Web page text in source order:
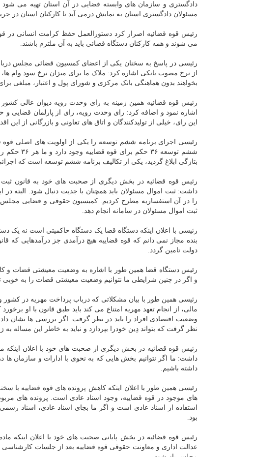
دادگستری و سازمان های وابسته قضایی در آن استان تهیه می
مسئولان دادگستری استان به نمایش درمی آید تا کارکنان استان در
رئیس قوه قضائیه اصرار کرد دستورالعمل حفظ کرامت انسانی در
می شوند و همه کارکنان دستگاه قضائی باید به آن ملتزم باشند.
رئیسی در پاسخ به سخنان یکی از اعضای کمسیون قضائی مجلس
از نرخ مصوب بانکی اشاره کرد: ملاک ما برای میزان نرخ سود وام
بخواهند بدون هماهنگی بانک مرکزی و شورای پول و اعتبار، مبلغی
رئیس قوه قضائیه همین زمینه به رای وحدت رویه دیوان عالی
اشاره نمود و اضافه کرد: رای وحدت رویه، رای از پارلمان قضایی
این رای، خیلی از تولیدکنندگان و اتاق های تعاونی و بازرگانی از این
رئیسی اجرای برنامه ششم توسعه را یکی از اولویت های اصلی
ششم توسعه
بتازگی ابلاغ گردید، یکی از تکالیف برنامه ششم توسعه است که
رئیس قوه قضائیه در بخش دیگری از صحبت های خود به قانون ثبت
داشت: ثبت اموال مسئولان باید همچنان با جدیت دنبال شود. البته
را در آن استفساریه مطرح کردیم. کمیسیون حقوقی و قضایی مجلس
ثبت اموال مسئولان در سامانه انجام دهد.
رئیسی با اعلان اینکه دستگاه قضا یک دستگاه حاکمیتی است نه یک
بنده مجاز نمی دانم که قوه قضاییه هیچ درآمدی جز درآمدهایی که
دولت تامین گردد.
رئیس دستگاه قضا همین طور با اشاره به وضعیت معیشتی قضات و
و اگر در چنین شرایطی ما نتوانیم وضعیت معیشتی قضات را به خوبی
رئیسی همین طور با بیان مشکلاتی که درباب پرداخت مهریه در
مالی، از انجام تعهد مهریه امتناع می کند باید طبق قانون با او
وضعیت اقتصادی افراد را باید در نظر گرفت. اگر بررسی ها نشان
نظر گرفت که بتواند دِین خودرا بپردازد و نباید به خاطر این مساله به
رئیس قوه قضائیه در بخش دیگری از صحبت های خود با اعلان اینکه
داشت: ما اگر نتوانیم بخش هایی که به نحوی با ادارات و سازمان ها
داشته باشیم.
رئیسی همین طور با اعلان اینکه کاهش پرونده های قوه قضاییه با
های موجود در قوه قضاییه، وجود اسناد عادی است. پرونده های
استفاده از اسناد عادی است و اگر ما بجای اسناد عادی، اسناد
بود.